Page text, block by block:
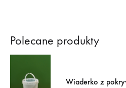
Polecane produkty
Wiaderko z